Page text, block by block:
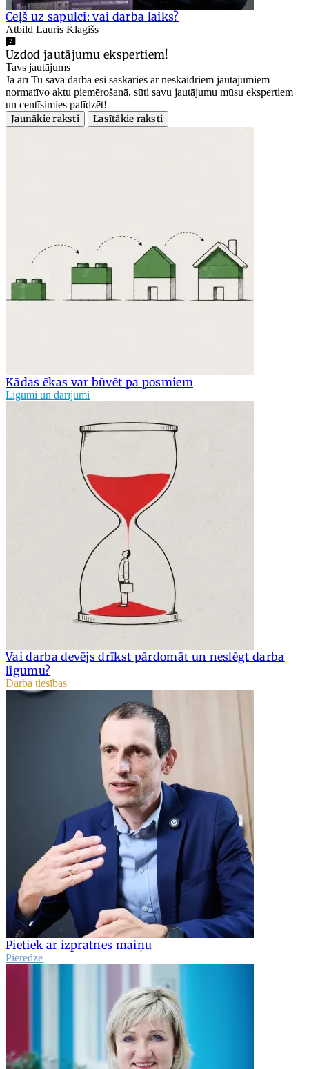
Ceļš uz sapulci: vai darba laiks?
Atbild Lauris Klagišs
Uzdod jautājumu ekspertiem!
Tavs jautājums
Ja arī Tu savā darbā esi saskāries ar neskaidriem jautājumiem
normatīvo aktu piemērošanā, sūti savu jautājumu mūsu ekspertiem
un centīsimies palīdzēt!
Jaunākie raksti
Lasītākie raksti
Kādas ēkas var būvēt pa posmiem
Līgumi un darījumi
Vai darba devējs drīkst pārdomāt un neslēgt darba
līgumu?
Darba tiesības
Pietiek ar izpratnes maiņu
Pieredze